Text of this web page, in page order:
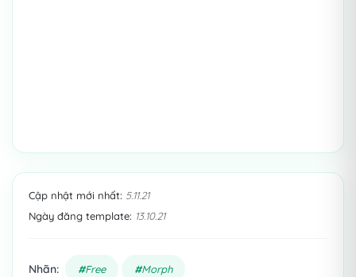
Cập nhật mới nhất: 5.11.21
Ngày đăng template: 13.10.21
Nhãn: Free Morph